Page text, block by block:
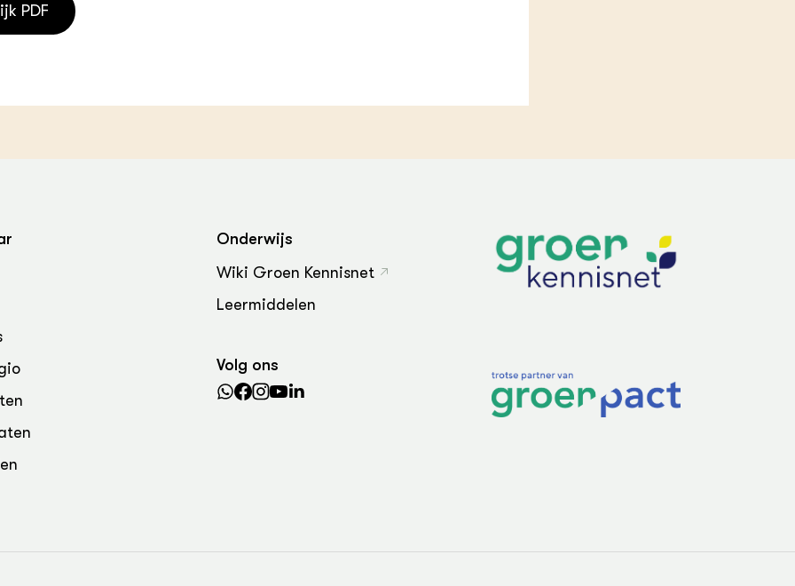
exoten
PDF
Onderwijs
Wiki Groen Kennisnet
Leermiddelen
Volg ons